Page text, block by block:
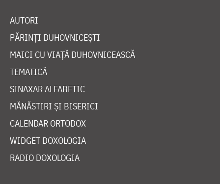
AUTORI
PĂRINȚI DUHOVNICEȘTI
MAICI CU VIAȚĂ DUHOVNICEASCĂ
TEMATICĂ
SINAXAR ALFABETIC
MĂNĂSTIRI ȘI BISERICI
CALENDAR ORTODOX
WIDGET DOXOLOGIA
RADIO DOXOLOGIA